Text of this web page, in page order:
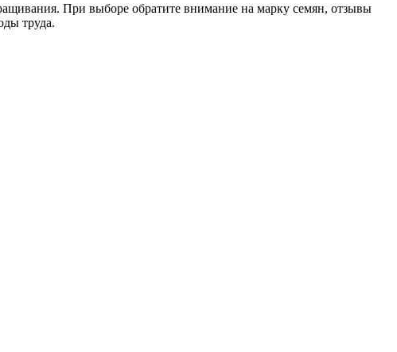
При выборе обратите внимание на марку семян, отзывы
труда.